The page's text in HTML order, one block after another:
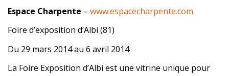
Espace Charpente – www.espacecharpente.com
Foire d’exposition d’Albi (81)
Du 29 mars 2014 au 6 avril 2014
La Foire Exposition d’Albi est une vitrine unique pour